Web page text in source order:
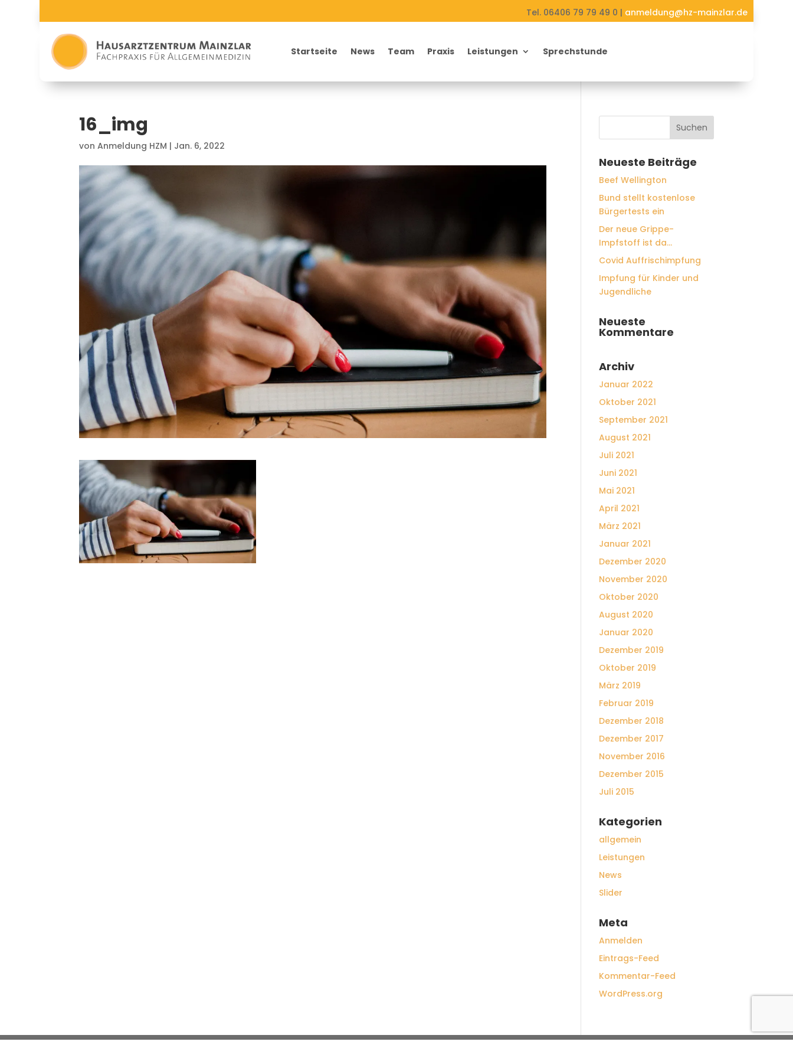
Tel. 06406 79 79 49 0 | anmeldung@hz-mainzlar.de
Startseite News Team Praxis Leistungen Sprechstunde
16_img
vonAnmeldung HZM | Jan. 6, 2022
Neueste Beiträge
Beef Wellington
Bund stellt kostenlose
Bürgertests ein
Der neue Grippe-
Impfstoff ist da…
Covid Auffrischimpfung
Impfung für Kinder und
Jugendliche
Neueste
Kommentare
Archiv
Januar 2022
Oktober 2021
September 2021
August 2021
Juli 2021
Juni 2021
Mai 2021
April 2021
März 2021
Januar 2021
Dezember 2020
November 2020
Oktober 2020
August 2020
Januar 2020
Dezember 2019
Oktober 2019
März 2019
Februar 2019
Dezember 2018
Dezember 2017
November 2016
Dezember 2015
Juli 2015
Kategorien
allgemein
Leistungen
News
Slider
Meta
Anmelden
Eintrags-Feed
Kommentar-Feed
WordPress.org